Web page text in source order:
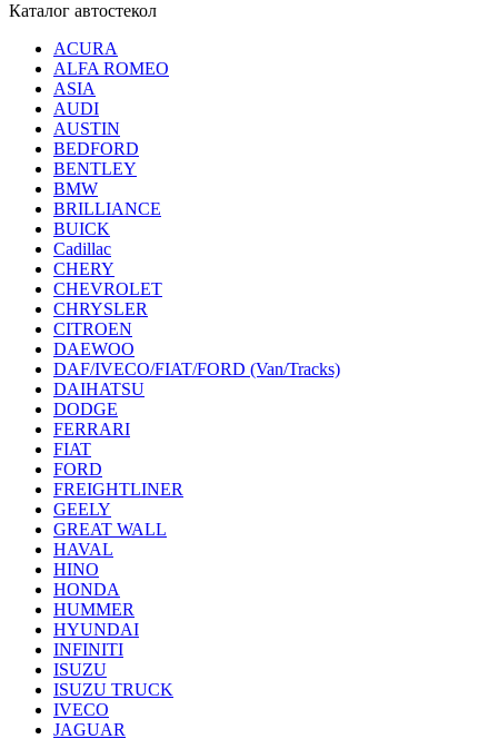
Каталог автостекол
ACURA
ALFA ROMEO
ASIA
AUDI
AUSTIN
BEDFORD
BENTLEY
BMW
BRILLIANCE
BUICK
Cadillac
CHERY
CHEVROLET
CHRYSLER
CITROEN
DAEWOO
DAF/IVECO/FIAT/FORD (Van/Tracks)
DAIHATSU
DODGE
FERRARI
FIAT
FORD
FREIGHTLINER
GEELY
GREAT WALL
HAVAL
HINO
HONDA
HUMMER
HYUNDAI
INFINITI
ISUZU
ISUZU TRUCK
IVECO
JAGUAR